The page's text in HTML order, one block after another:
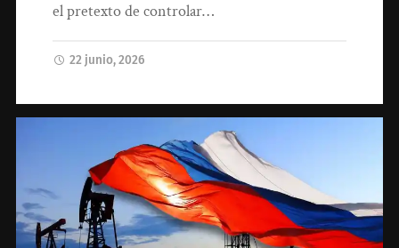
el pretexto de controlar…
22 junio, 2026